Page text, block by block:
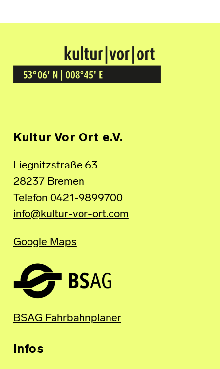
Kultur Vor Ort
BREMEN GRÖPELINGEN
Kultur Vor Ort e.V.
Liegnitzstraße 63
28237 Bremen
Telefon 0421-9899700
info@kultur-vor-ort.com
Google Maps
BSAG Fahrbahnplaner
Infos